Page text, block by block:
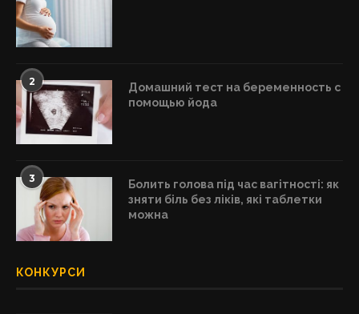
2
Домашний тест на беременность с
помощью йода
3
Болить голова під час вагітності: як
зняти біль без ліків, які таблетки
можна
КОНКУРСИ